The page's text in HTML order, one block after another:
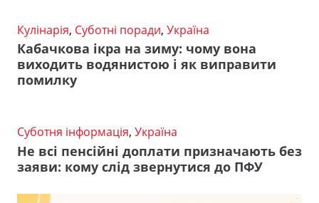
Кулінарія, Суботні поради, Україна
Кабачкова ікра на зиму: чому вона
виходить водянистою і як виправити
помилку
Суботня інформація, Україна
Не всі пенсійні доплати призначають без
заяви: кому слід звернутися до ПФУ